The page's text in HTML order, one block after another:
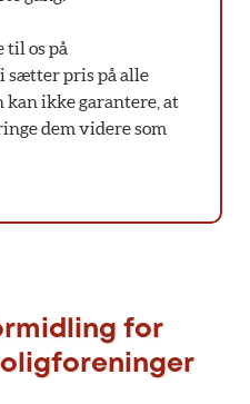
til os på
sætter pris på alle
ikke garantere, at
dem videre som
for